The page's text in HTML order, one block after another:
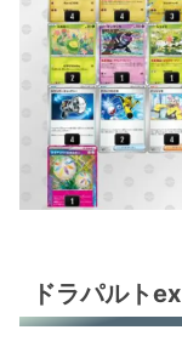
ドラパルトex